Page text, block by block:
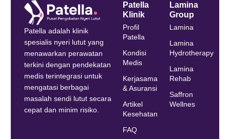
Patella adalah klinik
spesialis nyeri lutut yang
menawarkan perawatan
terkini dengan pendekatan
medis terintegrasi untuk
mengatasi berbagai
masalah sendi lutut secara
cepat dan minim risiko.
Patella
Klinik
Profil
Patella
Kondisi
Medis
Kerjasama
& Asuransi
Artikel
Kesehatan
FAQ
Lamina
Group
Lamina
Lamina
Hydrotherapy
Lamina
Rehab
Saffron
Wellnes